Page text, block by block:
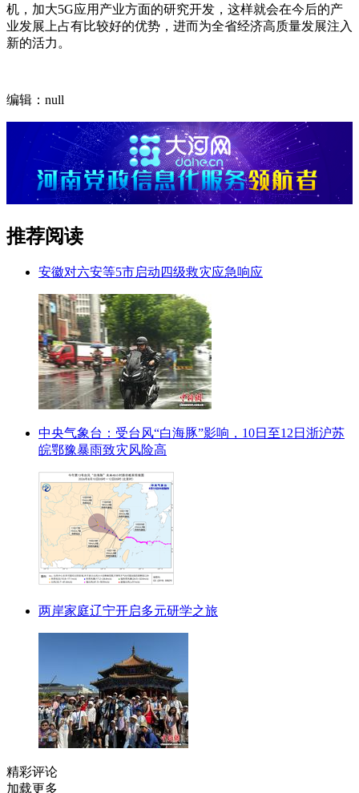
机，加大5G应用产业方面的研究开发，这样就会在今后的产
业发展上占有比较好的优势，进而为全省经济高质量发展注入
新的活力。
编辑：null
推荐阅读
安徽对六安等5市启动四级救灾应急响应
中央气象台：受台风“白海豚”影响，10日至12日浙沪苏
皖鄂豫暴雨致灾风险高
两岸家庭辽宁开启多元研学之旅
精彩评论
加载更多